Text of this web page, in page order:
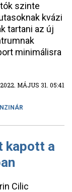
szinte
kvázi
tartani az új
minimálisra
2022. MÁJUS 31. 05:41
kapott a
Cilic